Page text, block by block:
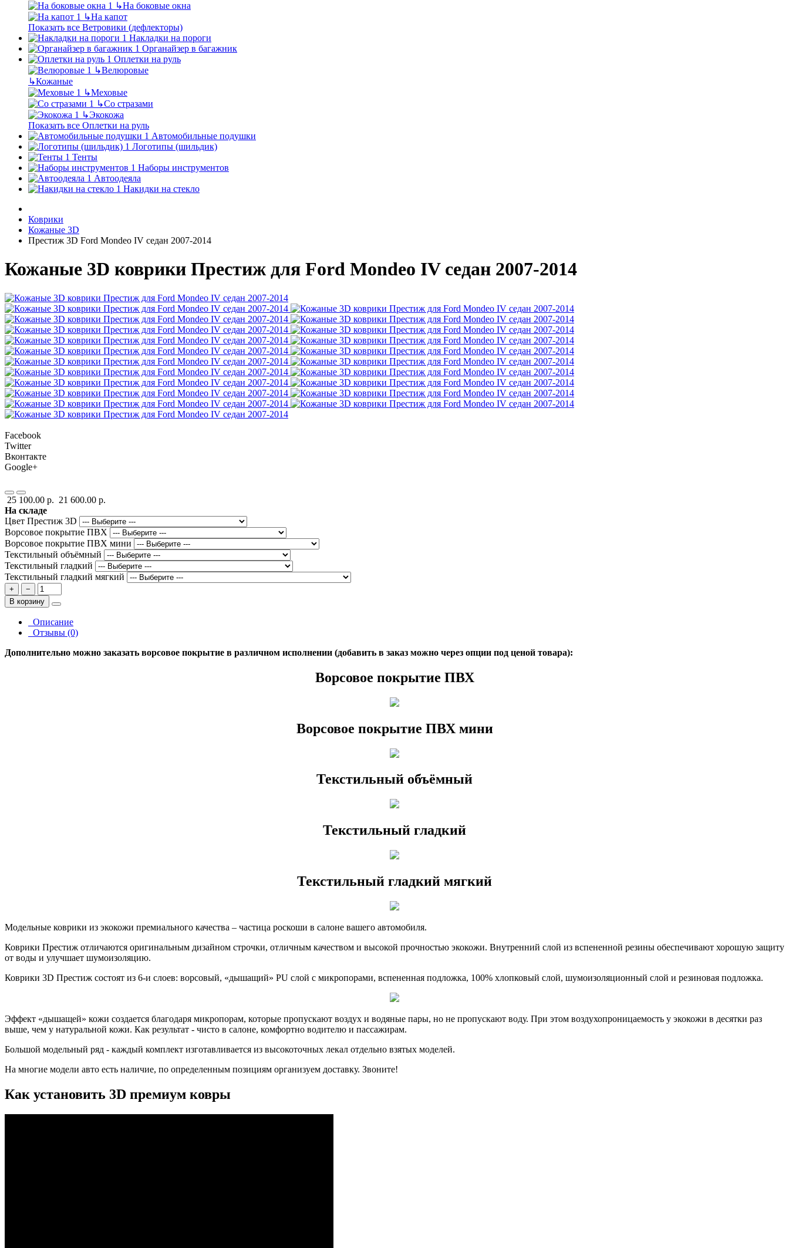
↳На боковые окна
↳На капот
Показать все Ветровики (дефлекторы)
Накладки на пороги
Органайзер в багажник
Оплетки на руль
↳Велюровые
↳Кожаные
↳Меховые
↳Со стразами
↳Экокожа
Показать все Оплетки на руль
Автомобильные подушки
Логотипы (шильдик)
Тенты
Наборы инструментов
Автоодеяла
Накидки на стекло
Коврики
Кожаные 3D
Престиж 3D Ford Mondeo IV седан 2007-2014
Кожаные 3D коврики Престиж для Ford Mondeo IV седан 2007-2014
Facebook
Twitter
Вконтакте
Google+
25 100.00 р. 21 600.00 р.
На складе
Цвет Престиж 3D
Ворсовое покрытие ПВХ
Ворсовое покрытие ПВХ мини
Текстильный объёмный
Текстильный гладкий
Текстильный гладкий мягкий
+
−
В корзину
Описание
Отзывы (0)
Дополнительно можно заказать ворсовое покрытие в различном исполнении (добавить в заказ можно через опции под ценой товара):
Ворсовое покрытие ПВХ
Ворсовое покрытие ПВХ мини
Текстильный объёмный
Текстильный гладкий
Текстильный гладкий мягкий
Модельные коврики из экокожи премиального качества – частица роскоши в салоне вашего автомобиля.
Коврики Престиж отличаются оригинальным дизайном строчки, отличным качеством и высокой прочностью экокожи. Внутренний слой из вспененной резины обеспечивают хорошую защиту
от воды и улучшает шумоизоляцию.
Коврики 3D Престиж состоят из 6-и слоев: ворсовый, «дышащий» PU слой с микропорами, вспененная подложка, 100% хлопковый слой, шумоизоляционный слой и резиновая подложка.
Эффект «дышащей» кожи создается благодаря микропорам, которые пропускают воздух и водяные пары, но не пропускают воду. При этом воздухопроницаемость у экокожи в десятки раз
выше, чем у натуральной кожи. Как результат - чисто в салоне, комфортно водителю и пассажирам.
Большой модельный ряд - каждый комплект изготавливается из высокоточных лекал отдельно взятых моделей.
На многие модели авто есть наличие, по определенным позициям организуем доставку. Звоните!
Как установить 3D премиум ковры